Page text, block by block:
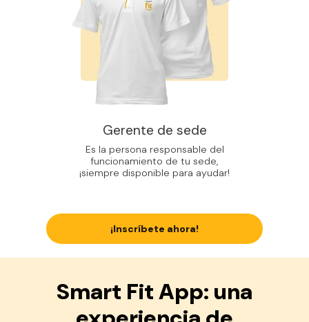
Gerente de sede
Es la persona responsable del
funcionamiento de tu sede,
¡siempre disponible para ayudar!
¡Inscríbete ahora!
Smart Fit App: una